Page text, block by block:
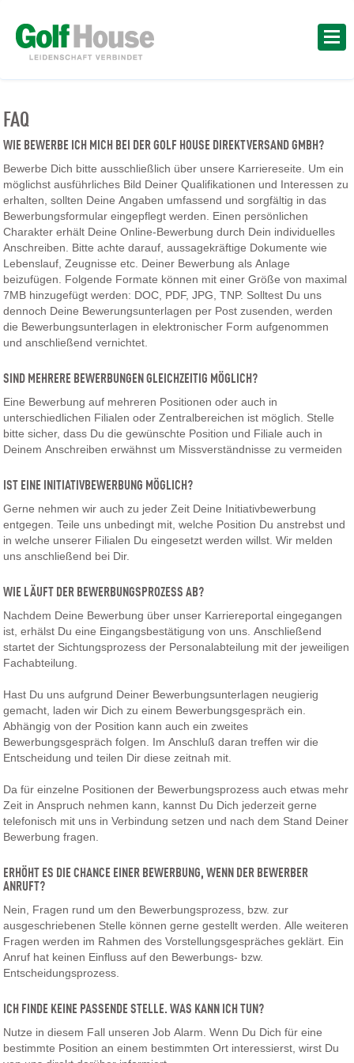
FAQ
WIE BEWERBE ICH MICH BEI DER GOLF HOUSE DIREKTVERSAND GMBH?
Bewerbe Dich bitte ausschließlich über unsere Karriereseite. Um ein
möglichst ausführliches Bild Deiner Qualifikationen und Interessen zu
erhalten, sollten Deine Angaben umfassend und sorgfältig in das
Bewerbungsformular eingepflegt werden. Einen persönlichen
Charakter erhält Deine Online-Bewerbung durch Dein individuelles
Anschreiben. Bitte achte darauf, aussagekräftige Dokumente wie
Lebenslauf, Zeugnisse etc. Deiner Bewerbung als Anlage
beizufügen. Folgende Formate können mit einer Größe von maximal
7MB hinzugefügt werden: DOC, PDF, JPG, TNP. Solltest Du uns
dennoch Deine Bewerungsunterlagen per Post zusenden, werden
die Bewerbungsunterlagen in elektronischer Form aufgenommen
und anschließend vernichtet.
SIND MEHRERE BEWERBUNGEN GLEICHZEITIG MÖGLICH?
Eine Bewerbung auf mehreren Positionen oder auch in
unterschiedlichen Filialen oder Zentralbereichen ist möglich. Stelle
bitte sicher, dass Du die gewünschte Position und Filiale auch in
Deinem Anschreiben erwähnst um Missverständnisse zu vermeiden
IST EINE INITIATIVBEWERBUNG MÖGLICH?
Gerne nehmen wir auch zu jeder Zeit Deine Initiativbewerbung
entgegen. Teile uns unbedingt mit, welche Position Du anstrebst und
in welche unserer Filialen Du eingesetzt werden willst. Wir melden
uns anschließend bei Dir.
WIE LÄUFT DER BEWERBUNGSPROZESS AB?
Nachdem Deine Bewerbung über unser Karriereportal eingegangen
ist, erhälst Du eine Eingangsbestätigung von uns. Anschließend
startet der Sichtungsprozess der Personalabteilung mit der jeweiligen
Fachabteilung.
Hast Du uns aufgrund Deiner Bewerbungsunterlagen neugierig
gemacht, laden wir Dich zu einem Bewerbungsgespräch ein.
Abhängig von der Position kann auch ein zweites
Bewerbungsgespräch folgen. Im Anschluß daran treffen wir die
Entscheidung und teilen Dir diese zeitnah mit.
Da für einzelne Positionen der Bewerbungsprozess auch etwas mehr
Zeit in Anspruch nehmen kann, kannst Du Dich jederzeit gerne
telefonisch mit uns in Verbindung setzen und nach dem Stand Deiner
Bewerbung fragen.
ERHÖHT ES DIE CHANCE EINER BEWERBUNG, WENN DER BEWERBER
ANRUFT?
Nein, Fragen rund um den Bewerbungsprozess, bzw. zur
ausgeschriebenen Stelle können gerne gestellt werden. Alle weiteren
Fragen werden im Rahmen des Vorstellungsgespräches geklärt. Ein
Anruf hat keinen Einfluss auf den Bewerbungs- bzw.
Entscheidungsprozess.
ICH FINDE KEINE PASSENDE STELLE. WAS KANN ICH TUN?
Nutze in diesem Fall unseren Job Alarm. Wenn Du Dich für eine
bestimmte Position an einem bestimmten Ort interessierst, wirst Du